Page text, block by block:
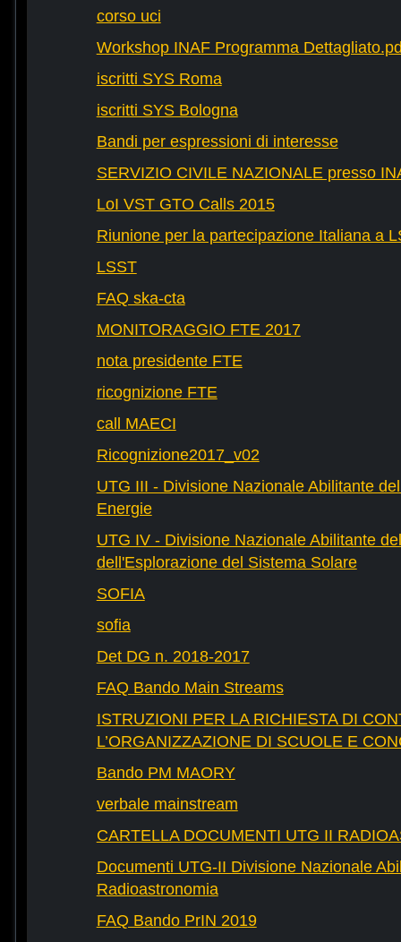
corso uci
Workshop INAF Programma
iscritti SYS Roma
iscritti SYS Bologna
Bandi per espressioni di interesse
SERVIZIO CIVILE NAZIONALE presso
LoI VST GTO Calls 2015
Riunione per la partecipazione Italiana a
LSST
FAQ ska-cta
MONITORAGGIO FTE 2017
nota presidente FTE
ricognizione FTE
call MAECI
Ricognizione2017_v02
UTG III - Divisione Nazionale Abilitante
Energie
UTG IV - Divisione Nazionale Abilitante
dell'Esplorazione del Sistema Solare
SOFIA
sofia
Det DG n. 2018-2017
FAQ Bando Main Streams
ISTRUZIONI PER LA RICHIESTA DI
L’ORGANIZZAZIONE DI SCUOLE E
Bando PM MAORY
verbale mainstream
CARTELLA DOCUMENTI UTG II
Documenti UTG-II Divisione Nazionale
Radioastronomia
FAQ Bando PrIN 2019